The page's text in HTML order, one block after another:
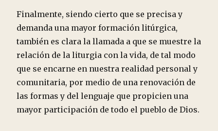
Finalmente, siendo cierto que se precisa y
demanda una mayor formación litúrgica,
también es clara la llamada a que se muestre la
relación de la liturgia con la vida, de tal modo
que se encarne en nuestra realidad personal y
comunitaria, por medio de una renovación de
las formas y del lenguaje que propicien una
mayor participación de todo el pueblo de Dios.